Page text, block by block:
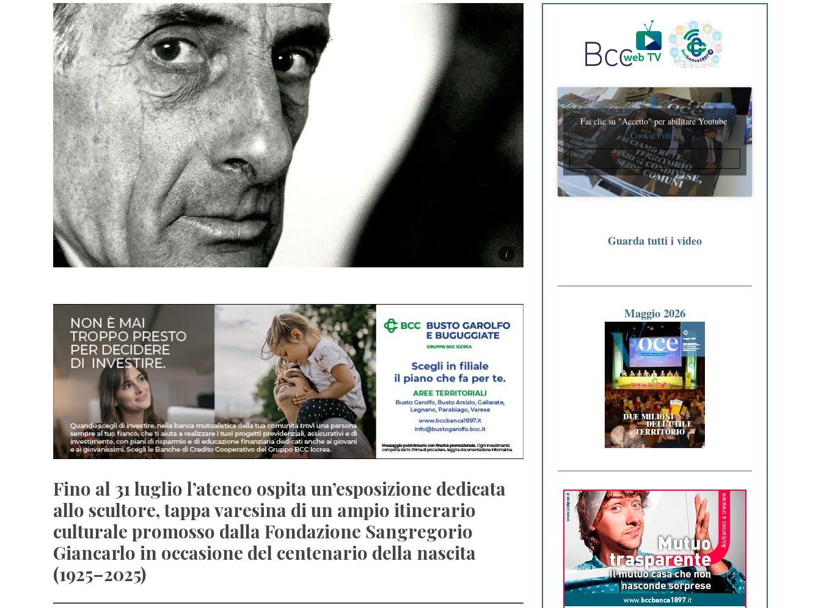
Fino al 31 luglio l’ateneo ospita un’esposizione dedicata
allo scultore, tappa varesina di un ampio itinerario
culturale promosso dalla Fondazione Sangregorio
Giancarlo in occasione del centenario della nascita
(1925–2025)
Fai clic su "Accetto" per abilitare Youtube
Cookie Policy
ACCETTO
Guarda tutti i video
Maggio 2026